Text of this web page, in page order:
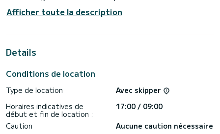
Le bateau dispose de 6 cabine(s) entièrement équipée(s) et
de 15 mètres, il sera votre meilleur allié pour passer des
Toúrlos.
Panneau solaire, Dessalinisateur, BBQ.
Les demandes de réservation et de devis sont traitées
directement par SamBoat. Vous obtiendrez les meilleurs prix
Afficher toute la description
Details
Conditions de location
Type de location
Avec skipper
Horaires indicatives de
début et fin de location :
17:00 / 09:00
Caution
Aucune caution nécessaire